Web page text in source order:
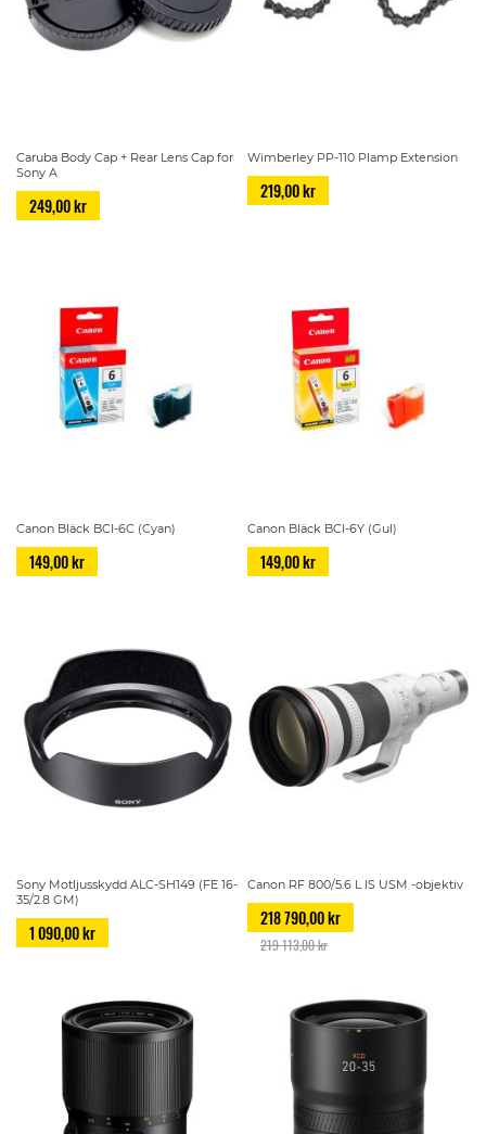
Caruba Body Cap + Rear Lens Cap for
Sony A
249,00 kr
Wimberley PP-110 Plamp Extension
219,00 kr
Canon Bläck BCI-6C (Cyan)
149,00 kr
Canon Bläck BCI-6Y (Gul)
149,00 kr
Sony Motljusskydd ALC-SH149 (FE 16-
35/2.8 GM)
1 090,00 kr
Canon RF 800/5.6 L IS USM -objektiv
218 790,00 kr
219 113,00 kr